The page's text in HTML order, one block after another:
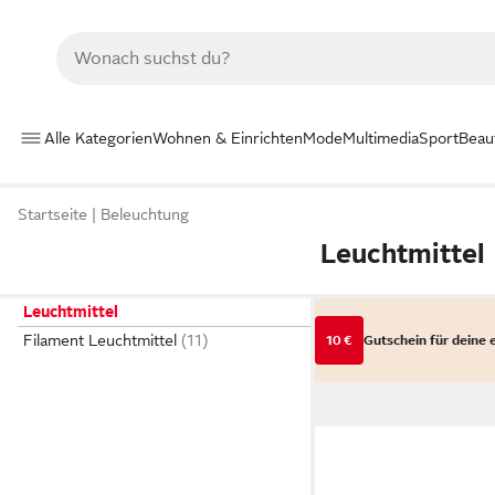
Alle KategorienWohnen & EinrichtenModeMultimediaSport
Startseite Beleuchtung
Leuchtmittel
Leuchtmittel
Filament Leuchtmittel
10 € Gutschein für deine